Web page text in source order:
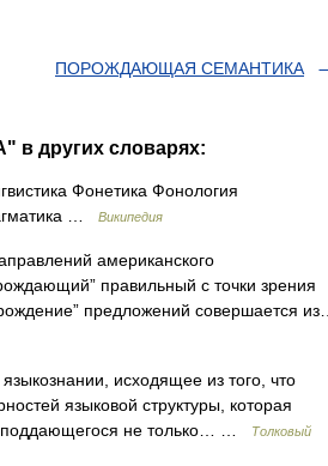
ПОРОЖДАЮЩАЯ СЕМАНТИКА
других словарях:
Фонетика Фонология
…
Википедия
американского
правильный с точки зрения
предложений совершается из…
исходящее из того, что
языковой структуры, которая
, поддающегося не только… …
Толковый